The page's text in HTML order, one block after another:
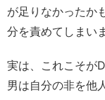
が足りなかったか
分を責めてしまい
実は、これこそが
男は自分の非を他